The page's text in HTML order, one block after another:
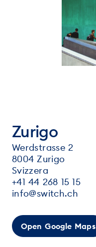
Zurigo
Werdstrasse 2
8004 Zurigo
Svizzera
+41 44 268 15 15
info@switch.ch
Open Google Maps